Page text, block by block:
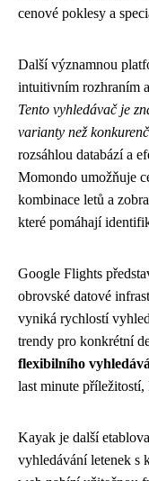
cenové poklesy a
Další významnou
intuitivním rozhraním
Tento vyhledávač je
varianty než
rozsáhlou databází a
Momondo umožňuje
kombinace letů a
které pomáhají
Google Flights
obrovské datové
vyniká rychlostí
trendy pro konkrétní
flexibilního
last minute
Kayak je další
vyhledávání letenek s